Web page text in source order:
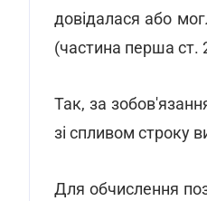
довідалася або
(частина перша ст.
Так, за
зі спливом строку
Для обчислення